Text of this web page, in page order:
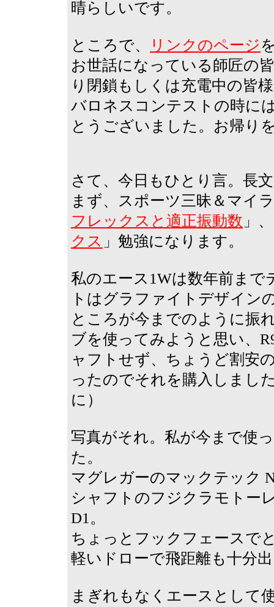
晴らしいです。
ところで、 リンクのページ
お世話になっている師匠の
り閉鎖もしくは充電中の皆
バロネスコンテストの時に
とうございました。お帰り
さて、今日もひとり言。長
まず、スポーツ三昧＆マイ
フレックスと適正振動数 」
クス 」勉強になります。
私のエース1Wは数年前まで
トはグラファイトデザイン
ところが今までのように振
ブを使ってみようと思い、
ャフトせず、ちょうど割安
ったのでそれを購入しまし
に）
写真がそれ。私が今まで使
た。
マグレガーのマックテック
シャフトのフジクラモトー
D1。
ちょっとフックフェースで
軽いドローで飛距離も十分
まぎれもなくエースとして